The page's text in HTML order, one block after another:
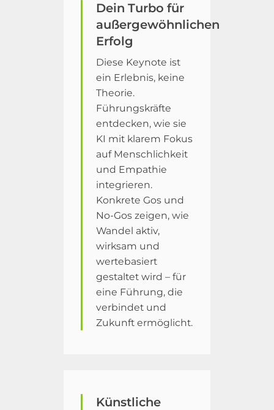
Dein Turbo für
außergewöhnlichen
Erfolg
Diese Keynote ist
ein Erlebnis, keine
Theorie.
Führungskräfte
entdecken, wie sie
KI mit klarem Fokus
auf Menschlichkeit
und Empathie
integrieren.
Konkrete Gos und
No-Gos zeigen, wie
Wandel aktiv,
wirksam und
wertebasiert
gestaltet wird – für
eine Führung, die
verbindet und
Zukunft ermöglicht.
Künstliche